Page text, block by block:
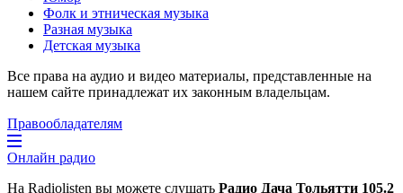
Фолк и этническая музыка
Разная музыка
Детская музыка
Все права на аудио и видео материалы, представленные на
нашем сайте принадлежат их законным владельцам.
Правообладателям
Онлайн радио
На Radiolisten вы можете слушать Радио Дача Тольятти 105.2